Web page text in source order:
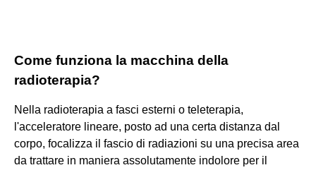
Come funziona la macchina della
radioterapia?
Nella radioterapia a fasci esterni o teleterapia,
l'acceleratore lineare, posto ad una certa distanza dal
corpo, focalizza il fascio di radiazioni su una precisa area
da trattare in maniera assolutamente indolore per il